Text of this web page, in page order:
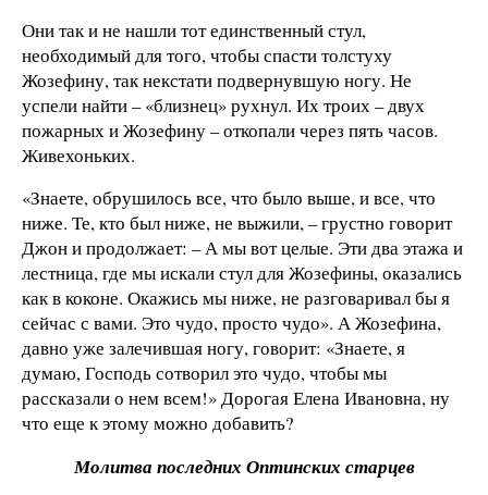
Они так и не нашли тот единственный стул,
необходимый для того, чтобы спасти толстуху
Жозефину, так некстати подвернувшую ногу. Не
успели найти – «близнец» рухнул. Их троих – двух
пожарных и Жозефину – откопали через пять часов.
Живехоньких.
«Знаете, обрушилось все, что было выше, и все, что
ниже. Те, кто был ниже, не выжили, – грустно говорит
Джон и продолжает: – А мы вот целые. Эти два этажа и
лестница, где мы искали стул для Жозефины, оказались
как в коконе. Окажись мы ниже, не разговаривал бы я
сейчас с вами. Это чудо, просто чудо». А Жозефина,
давно уже залечившая ногу, говорит: «Знаете, я
думаю, Господь сотворил это чудо, чтобы мы
рассказали о нем всем!» Дорогая Елена Ивановна, ну
что еще к этому можно добавить?
Молитва последних Оптинских старцев